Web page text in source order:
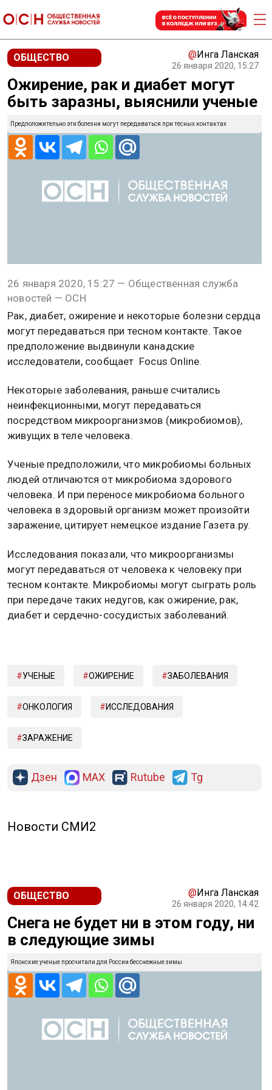
ОБЩЕСТВО @Инга Ланская
26 января 2020, 15:27
Ожирение, рак и диабет могут
быть заразны, выяснили ученые
Предположительно эти болезни могут передаваться при тесных контактах
26 января 2020, 15:27 — Общественная служба
новостей — ОСН
Рак, диабет, ожирение и некоторые болезни сердца
могут передаваться при тесном контакте. Такое
предположение выдвинули канадские
исследователи, сообщает Focus Online.
Некоторые заболевания, раньше считались
неинфекционными, могут передаваться
посредством микроорганизмов (микробиомов),
живущих в теле человека.
Ученые предположили, что микробиомы больных
людей отличаются от микробиома здорового
человека. И при переносе микробиома больного
человека в здоровый организм может произойти
заражение, цитирует немецкое издание Газета.ру.
Исследования показали, что микроорганизмы
могут передаваться от человека к человеку при
тесном контакте. Микробиомы могут сыграть роль
при передаче таких недугов, как ожирение, рак,
диабет и сердечно-сосудистых заболеваний.
УЧЕНЫЕ ОЖИРЕНИЕ ЗАБОЛЕВАНИЯ
ОНКОЛОГИЯ ИССЛЕДОВАНИЯ
ЗАРАЖЕНИЕ
Дзен MAX Rutube Tg
Новости СМИ2
ОБЩЕСТВО @Инга Ланская
26 января 2020, 14:42
Снега не будет ни в этом году, ни
в следующие зимы
Японские ученые просчитали для России бесснежные зимы